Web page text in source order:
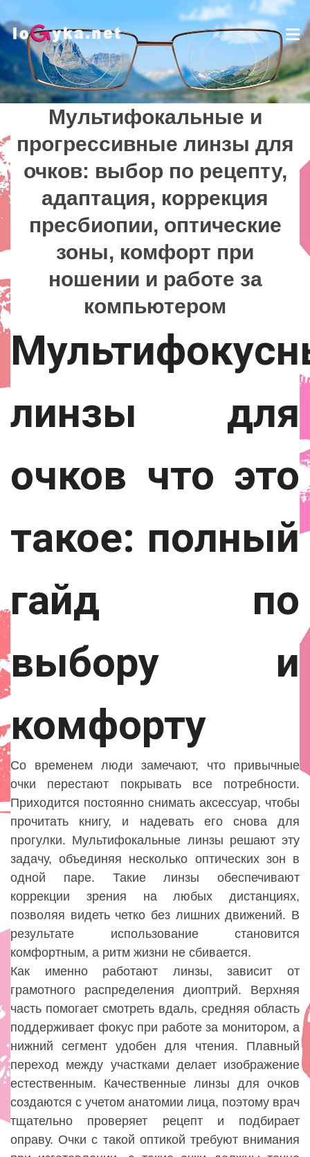
Мультифокальные и
прогрессивные линзы для
очков: выбор по рецепту,
адаптация, коррекция
пресбиопии, оптические
зоны, комфорт при
ношении и работе за
компьютером
Мультифокальные и
прогрессивные линзы для
очков: выбор по рецепту,
адаптация, коррекция
пресбиопии, оптические
зоны, комфорт при
ношении и работе за
компьютером
линзы для
очков что это
такое: полный
гайд по
выбору и
комфорту
Со временем люди замечают, что привычные
очки перестают покрывать все потребности.
Приходится постоянно снимать аксессуар, чтобы
прочитать книгу, и надевать его снова для
прогулки. Мультифокальные линзы решают эту
задачу, объединяя несколько оптических зон в
одной паре. Такие линзы обеспечивают
коррекции зрения на любых дистанциях,
позволяя видеть четко без лишних движений. В
результате использование становится
комфортным, а ритм жизни не сбивается.
Как именно работают линзы, зависит от
грамотного распределения диоптрий. Верхняя
часть помогает смотреть вдаль, средняя область
поддерживает фокус при работе за монитором, а
нижний сегмент удобен для чтения. Плавный
переход между участками делает изображение
естественным. Качественные линзы для очков
создаются с учетом анатомии лица, поэтому врач
тщательно проверяет рецепт и подбирает
оправу. Очки с такой оптикой требуют внимания